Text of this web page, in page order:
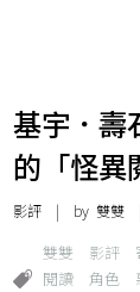
基宇．壽
的「怪異
影評 | by 雙雙
雙雙 影評
閱讀
角色